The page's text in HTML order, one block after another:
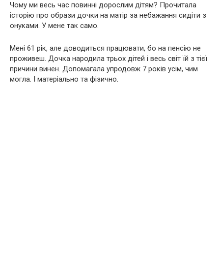
Чому ми весь час повинні дорослим дітям? Прочитала
історію про образи дочки на матір за небажання сидіти з
онуками. У мене так само.
Мені 61 рік, але доводиться працювати, бо на пенсію не
проживеш. Дочка народила трьох дітей і весь світ їй з тієї
причини винен. Допомагала упродовж 7 років усім, чим
могла. І матеріально та фізично.